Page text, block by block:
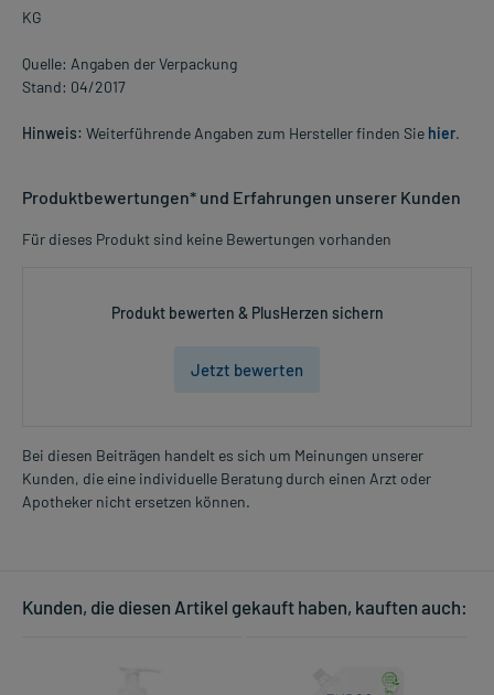
KG
Quelle: Angaben der Verpackung
Stand: 04/2017
Hinweis: Weiterführende Angaben zum Hersteller finden Sie hier.
Produktbewertungen* und Erfahrungen unserer Kunden
Für dieses Produkt sind keine Bewertungen vorhanden
Produkt bewerten & PlusHerzen sichern
Jetzt bewerten
Bei diesen Beiträgen handelt es sich um Meinungen unserer
Kunden, die eine individuelle Beratung durch einen Arzt oder
Apotheker nicht ersetzen können.
Kunden, die diesen Artikel gekauft haben, kauften auch: